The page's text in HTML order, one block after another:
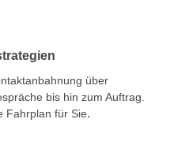
über
bis hin zum Auftrag.
Fahrplan für Sie.